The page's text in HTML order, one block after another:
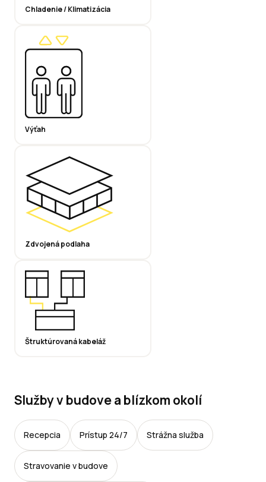
Chladenie / Klimatizácia
Výťah
Zdvojená podlaha
Štruktúrovaná kabeláž
Služby v budove a blízkom okolí
Recepcia Prístup 24/7 Strážna služba
Stravovanie v budove